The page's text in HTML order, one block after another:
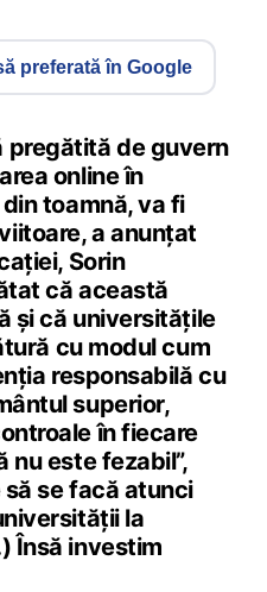
preferată în Google
pregătită de guvern
online în
toamnă, va fi
a anunțat
Sorin
că această
și că universitățile
cu modul cum
responsabilă cu
superior,
în fiecare
este fezabil”,
se facă atunci
la
Însă investim